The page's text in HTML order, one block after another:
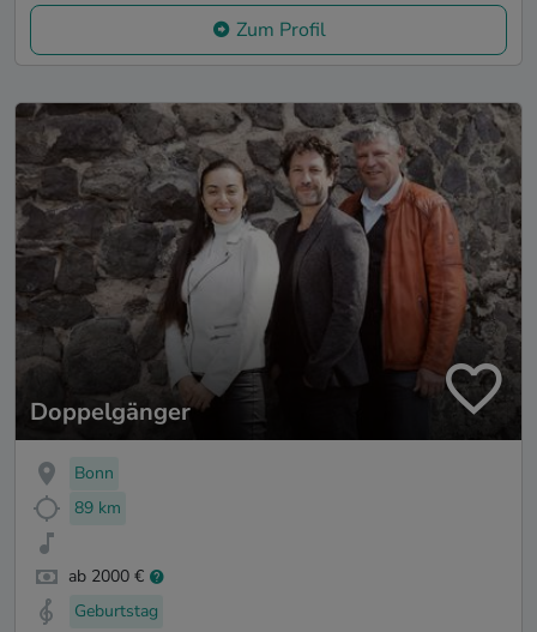
Zum Profil
Doppelgänger
Bonn
89 km
ab 2000 €
Geburtstag